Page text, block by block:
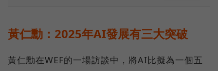
黃仁勳：2025年AI發展有三大突破
黃仁勳在WEF的一場訪談中，將AI比擬為一個五